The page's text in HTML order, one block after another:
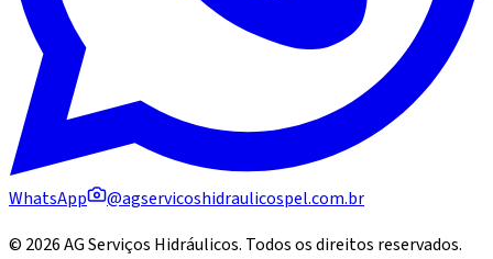
WhatsApp
@agservicoshidraulicospel.com.br
© 2026AG Serviços Hidráulicos. Todos os direitos reservados.